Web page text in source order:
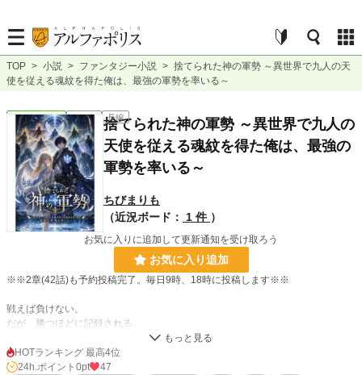
TOP > 小説 > ファンタジー小説 > 捨てられた神の軍勢 ～異世界で九人の天
使を従える魂紋を得た俺は、最強の軍勢を率いる～
ファンタジー 連載中 長編
捨てられた神の軍勢 ～異世界で九人の
天使を従える魂紋を得た俺は、最強の
軍勢を率いる～
ちびまりも
（近況ボード：
1 件 ）
お気に入りに追加して更新通知を受け取ろう
お気に入り追加
※※2章(42話)も予約投稿完了。毎日9時、18時に投稿します※※
戦えば負けない。
だが、勝つほどに記録される。
雨の夜、誰かを助けようとした大学生・高瀬悠真は、剣と魔法の異世界エルセリ
アで目を覚ます。
HOTランキング 最高4位
24h.ポイント 0pt
47